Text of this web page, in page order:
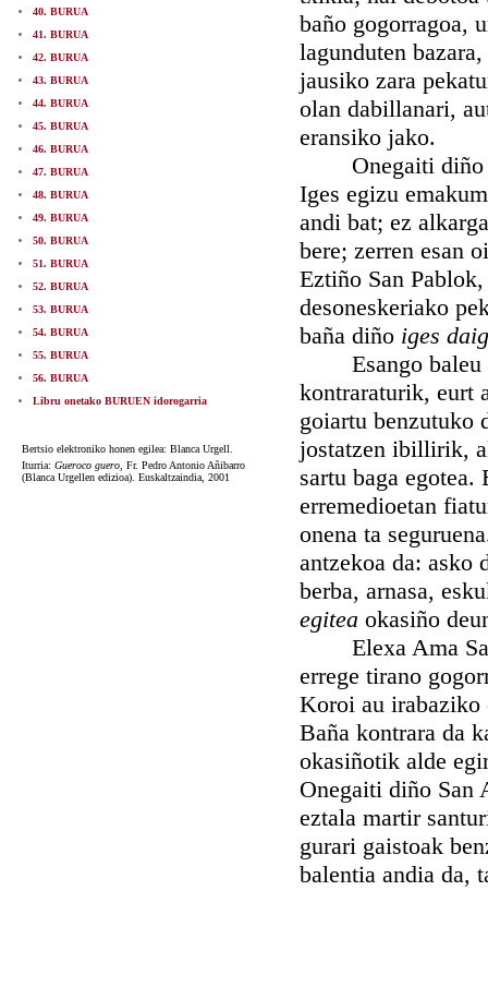
40. BURUA
41. BURUA
42. BURUA
43. BURUA
44. BURUA
45. BURUA
46. BURUA
47. BURUA
48. BURUA
49. BURUA
50. BURUA
51. BURUA
52. BURUA
53. BURUA
54. BURUA
55. BURUA
56. BURUA
Libru onetako BURUEN idorogarria
Bertsio elektroniko honen egilea: Blanca Urgell.
Iturria: Gueroco guero, Fr. Pedro Antonio Añibarro
(Blanca Urgellen edizioa). Euskaltzaindia, 2001
baño gogorragoa,
lagunduten
jausiko zara
olan dabillanari,
eransiko jako.
Onegaiti diño
Iges egizu
andi bat; ez
bere; zerren esan
Eztiño San
desoneskeriako
baña diño iges
Esango baleu
kontraraturik, eurt
goiartu benzutuko
jostatzen ibillirik,
sartu baga
erremedioetan
onena ta
antzekoa da: asko
berba, arnasa,
egitea okasiño
Elexa Ama
errege tirano
Koroi au irabaziko
Baña kontrara da
okasiñotik alde
Onegaiti diño San
eztala martir
gurari gaistoak
balentia andia da,